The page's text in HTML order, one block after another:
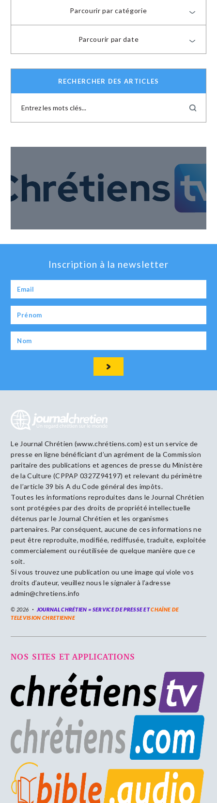
Parcourir par catégorie
Parcourir par date
RECHERCHER DES ARTICLES
Inscription à la newsletter
Le Journal Chrétien (www.chrétiens.com) est un service de
presse en ligne bénéficiant d’un agrément de la Commission
paritaire des publications et agences de presse du Ministère
de la Culture (CPPAP 0327Z94197) et relevant du périmètre
de l’article 39 bis A du Code général des impôts.
Toutes les informations reproduites dans le Journal Chrétien
sont protégées par des droits de propriété intellectuelle
détenus par le Journal Chrétien et les organismes
partenaires. Par conséquent, aucune de ces informations ne
peut être reproduite, modifiée, rediffusée, traduite, exploitée
commercialement ou réutilisée de quelque manière que ce
soit.
Si vous trouvez une publication ou une image qui viole vos
droits d’auteur, veuillez nous le signaler à l’adresse
admin@chretiens.info
© 2026 JOURNAL CHRÉTIEN = SERVICE DE PRESSE ETCHAÎNE DE
TELEVISION CHRETIENNE
NOS SITES ET APPLICATIONS